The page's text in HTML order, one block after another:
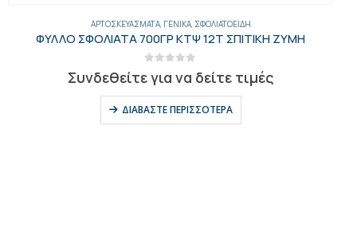
ΑΡΤΟΣΚΕΥΆΣΜΑΤΑ, ΓΕΝΙΚΑ, ΣΦΟΛΙΑΤΟΕΙΔΉ
ΦΥΛΛΟ ΣΦΟΛΙΑΤΑ 700ΓΡ ΚΤΨ 12Τ ΣΠΙΤΙΚΗ ΖΥΜΗ
Συνδεθείτε για να δείτε τιμές
ΔΙΑΒΆΣΤΕ ΠΕΡΙΣΣΌΤΕΡΑ